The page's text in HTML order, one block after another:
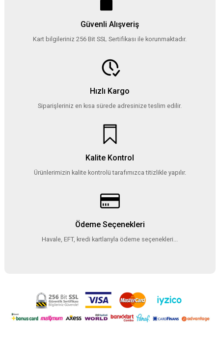
Güvenli Alışveriş
Kart bilgileriniz 256 Bit SSL Sertifikası ile korunmaktadır.
Hızlı Kargo
Siparişleriniz en kısa sürede adresinize teslim edilir.
Kalite Kontrol
Ürünlerimizin kalite kontrolü tarafımızca titizlikle yapılır.
Ödeme Seçenekleri
Havale, EFT, kredi kartlarıyla ödeme seçenekleri...